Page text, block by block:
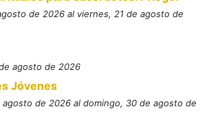
de 2026 al viernes, 21 de agosto de
agosto de 2026
Jóvenes
de 2026 al domingo, 30 de agosto de